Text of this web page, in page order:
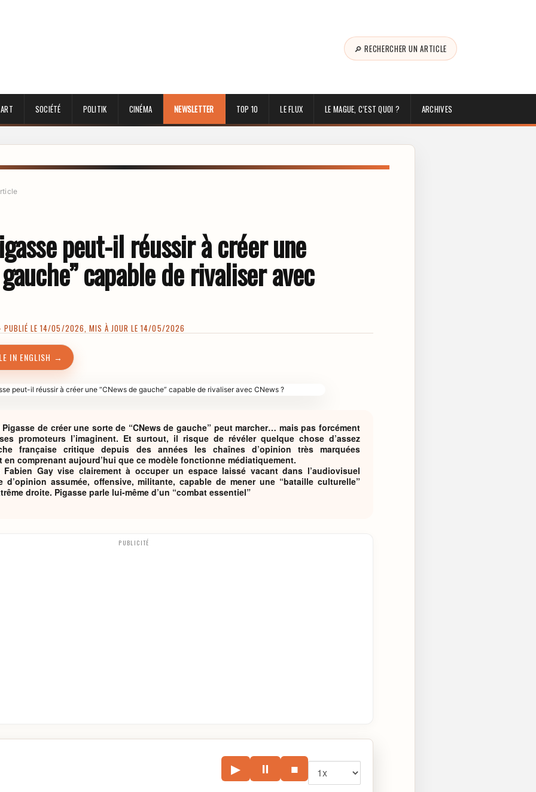
🔎 RECHERCHER UN ARTICLE
SOCIÉTÉ POLITIK CINÉMA NEWSLETTER TOP 10 LE FLUX LE MAGUE, C’EST QUOI ? ARCHIVES
peut-il réussir à créer une
capable de rivaliser avec
LE 14/05/2026, MIS À JOUR LE 14/05/2026
IN ENGLISH →
de créer une sorte de “CNews de gauche” peut marcher… mais pas forcément
promoteurs l’imaginent. Et surtout, il risque de révéler quelque chose d’assez
française critique depuis des années les chaînes d’opinion très marquées
comprenant aujourd’hui que ce modèle fonctionne médiatiquement.
Gay vise clairement à occuper un espace laissé vacant dans l’audiovisuel
assumée, offensive, militante, capable de mener une “bataille culturelle”
droite. Pigasse parle lui-même d’un “combat essentiel”
PUBLICITÉ
▶ ⏸ ■